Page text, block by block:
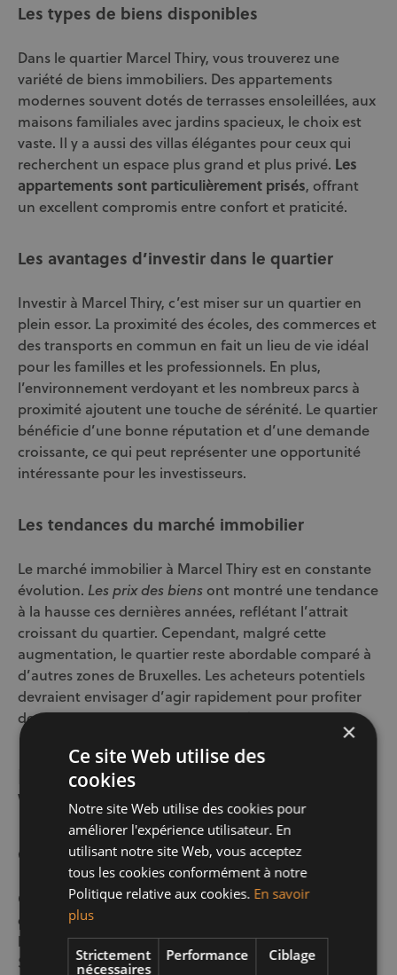
Les types de biens disponibles
Dans le quartier Marcel Thiry, vous trouverez une
variété de biens immobiliers. Des appartements
modernes souvent dotés de terrasses ensoleillées, aux
maisons familiales avec jardins spacieux, le choix est
vaste. Il y a aussi des villas élégantes pour ceux qui
recherchent un espace plus grand et plus privé. Les
appartements sont particulièrement prisés, offrant
un excellent compromis entre confort et praticité.
Les avantages d’investir dans le quartier
Investir à Marcel Thiry, c’est miser sur un quartier en
plein essor. La proximité des écoles, des commerces et
des transports en commun en fait un lieu de vie idéal
pour les familles et les professionnels. En plus,
l’environnement verdoyant et les nombreux parcs à
proximité ajoutent une touche de sérénité. Le quartier
bénéficie d’une bonne réputation et d’une demande
croissante, ce qui peut représenter une opportunité
intéressante pour les investisseurs.
Les tendances du marché immobilier
Le marché immobilier à Marcel Thiry est en constante
évolution. Les prix des biensont montré une tendance
à la hausse ces dernières années, reflétant l’attrait
croissant du quartier. Cependant, malgré cette
augmentation, le quartier reste abordable comparé à
d’autres zones de Bruxelles. Les acheteurs potentiels
devraient envisager d’agir rapidement pour profiter
des conditions actuelles du marché.
Les agences immobilières à
Woluwe
Century 21 Ever One et son expertise locale
Century 21 Ever One est une figure incontournable
dans le domaine de l’immobilier à Woluwe. Avec des
bureaux situés stratégiquement à Evere, Woluwe, et
Schaerbeek, cette agence garantit uneproximité
×
Ce site Web utilise des
cookies
Notre site Web utilise des cookies pour
améliorer l'expérience utilisateur. En
utilisant notre site Web, vous acceptez
tous les cookies conformément à notre
Politique relative aux cookies. En savoir
plus
Strictement
nécessaires
Performance Ciblage